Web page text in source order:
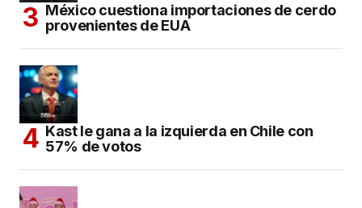
México cuestiona importaciones de cerdo
provenientes de EUA
Kast le gana a la izquierda en Chile con
57% de votos